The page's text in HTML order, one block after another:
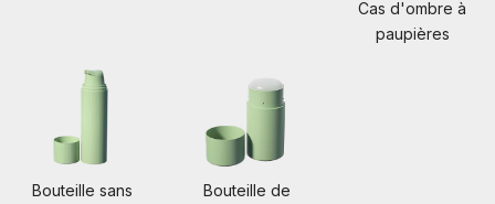
Cas d'ombre à
paupières
Bouteille sans
Bouteille de